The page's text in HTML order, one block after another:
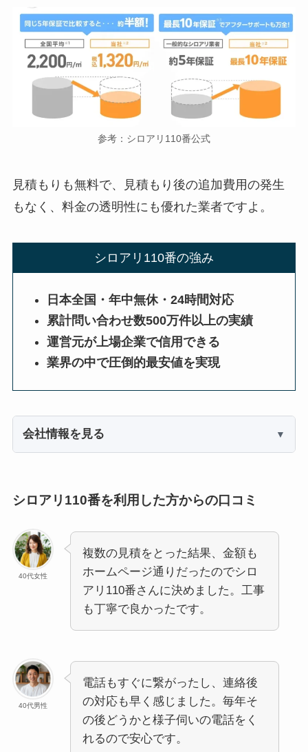
参考：シロアリ110番公式
見積もりも無料で、見積もり後の追加費用の発生
もなく、料金の透明性にも優れた業者ですよ。
シロアリ110番の強み
日本全国・年中無休・24時間対応
累計問い合わせ数500万件以上の実績
運営元が上場企業で信用できる
業界の中で圧倒的最安値を実現
会社情報を見る
シロアリ110番を利用した方からの口コミ
40代女性
複数の見積をとった結果、金額も
ホームページ通りだったのでシロ
アリ110番さんに決めました。工事
も丁寧で良かったです。
40代男性
電話もすぐに繋がったし、連絡後
の対応も早く感じました。毎年そ
の後どうかと様子伺いの電話をく
れるので安心です。